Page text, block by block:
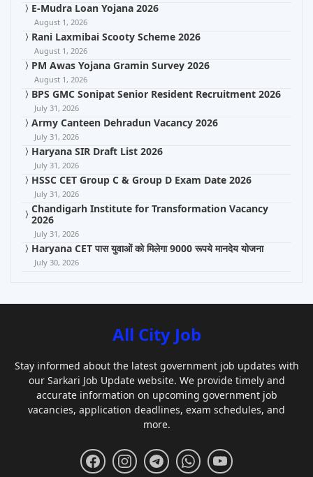
E-Mudra Loan Yojana 2026
August 1, 2026
Rani Laxmibai Scooty Scheme 2026
August 1, 2026
PM Awas Yojana Gramin Survey 2026
August 1, 2026
BPS GMC Sonipat Senior Resident Recruitment 2026
July 31, 2026
Army Canteen Dehradun Vacancy 2026
July 31, 2026
Haryana SIR Draft List 2026
July 31, 2026
HSSC CET Group C & Group D Exam Date 2026
July 31, 2026
Chandigarh Institute for Transformation Vacancy
2026
July 31, 2026
Haryana CET पास युवाओं को मिलेगा 9000 रूपये मानदेय योजना
July 30, 2026
All City Job
Stay informed about the latest government job updates with
our Sarkari Job Update website. We provide timely and
accurate information on upcoming government job
vacancies, application deadlines, exam schedules, and
more.